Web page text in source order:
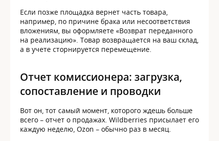
Если позже площадка вернет часть товара,
например, по причине брака или несоответствия
вложениям, вы оформляете «Возврат переданного
на реализацию». Товар возвращается на ваш склад,
а в учете сторнируется перемещение.
Отчет комиссионера: загрузка,
сопоставление и проводки
Вот он, тот самый момент, которого ждешь больше
всего – отчет о продажах. Wildberries присылает его
каждую неделю, Ozon – обычно раз в месяц.